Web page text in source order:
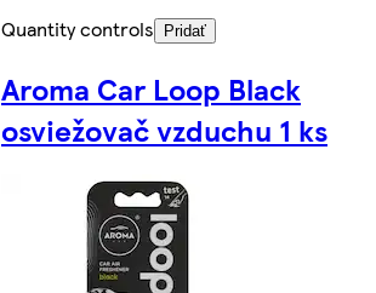
Quantity controls
Pridať
Aroma Car Loop Black
osviežovač vzduchu 1 ks